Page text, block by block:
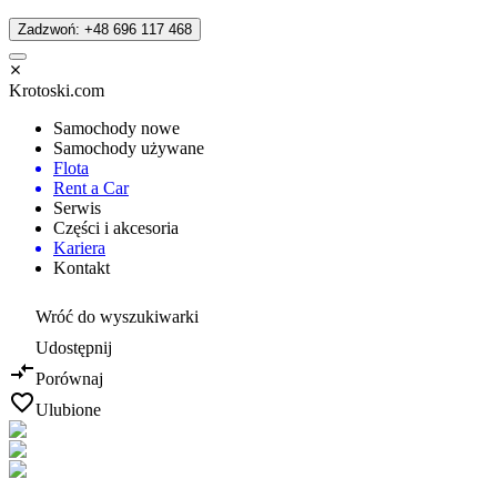
Zadzwoń: +48 696 117 468
Krotoski.com
Samochody nowe
Samochody używane
Flota
Rent a Car
Serwis
Części i akcesoria
Kariera
Kontakt
Wróć do wyszukiwarki
Udostępnij
Porównaj
Ulubione